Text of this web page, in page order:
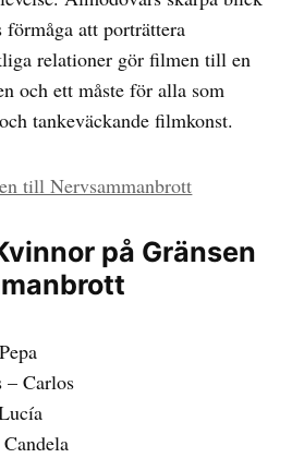
att porträttera
relationer gör filmen till en
och ett måste för alla som
tankeväckande filmkonst.
på Gränsen
– Carlos